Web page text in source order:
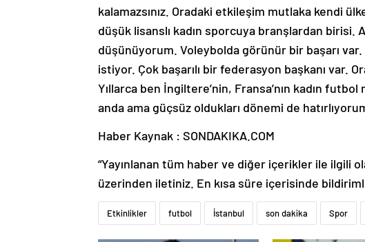
kalamazsınız. Oradaki etkileşim mutlaka kendi
düşük lisanslı kadın sporcuya branşlardan birisi.
düşünüyorum. Voleybolda görünür bir başarı
istiyor. Çok başarılı bir federasyon başkanı var.
Yıllarca ben İngiltere’nin, Fransa’nın kadın
anda ama güçsüz oldukları dönemi de
Haber Kaynak : SONDAKIKA.COM
“Yayınlanan tüm haber ve diğer içerikler ile ilgili
üzerinden iletiniz. En kısa süre içerisinde
Etkinlikler futbol İstanbul son dakika Spor